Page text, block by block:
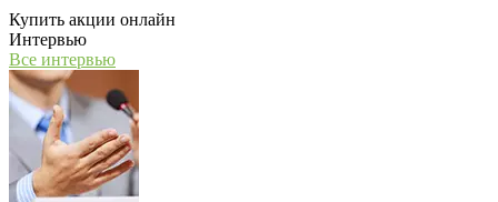
Купить акции онлайн
Интервью
Все интервью